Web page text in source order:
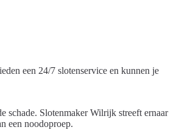
een 24/7 slotenservice en kunnen je
schade. Slotenmaker Wilrijk streeft ernaar
een noodoproep.